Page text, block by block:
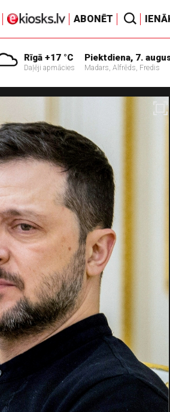
ABONĒT
Rīgā +17 °C
Daļēji apmācies
Piektdiena, 7.
Madars, Alfrēds, Fredis